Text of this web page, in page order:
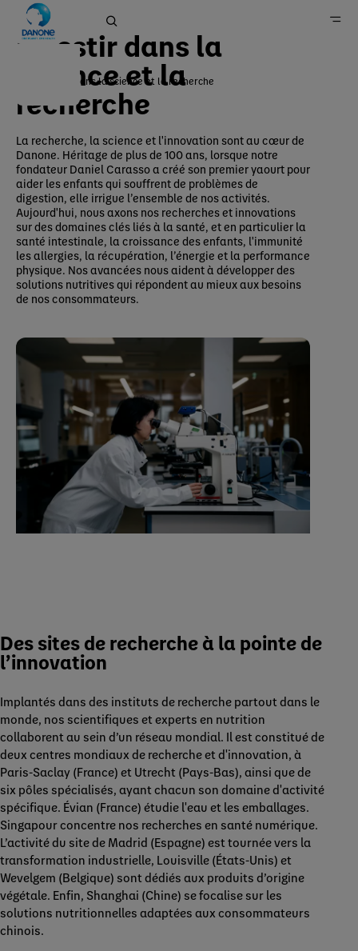
Accueil
Santé
Investir dans la science et la recherche
Santé
Investir dans la
science et la
recherche
La recherche, la science et l'innovation sont au cœur de
Danone. Héritage de plus de 100 ans, lorsque notre
fondateur Daniel Carasso a créé son premier yaourt pour
aider les enfants qui souffrent de problèmes de
digestion, elle irrigue l’ensemble de nos activités.
Aujourd'hui, nous axons nos recherches et innovations
sur des domaines clés liés à la santé, et en particulier la
santé intestinale, la croissance des enfants, l'immunité
les allergies, la récupération, l’énergie et la performance
physique. Nos avancées nous aident à développer des
solutions nutritives qui répondent au mieux aux besoins
de nos consommateurs.
Des sites de recherche à la pointe de
l’innovation
Implantés dans des instituts de recherche partout dans le
monde, nos scientifiques et experts en nutrition
collaborent au sein d’un réseau mondial. Il est constitué de
deux centres mondiaux de recherche et d'innovation, à
Paris-Saclay (France) et Utrecht (Pays-Bas), ainsi que de
six pôles spécialisés, ayant chacun son domaine d'activité
spécifique. Évian (France) étudie l'eau et les emballages.
Singapour concentre nos recherches en santé numérique.
L’activité du site de Madrid (Espagne) est tournée vers la
transformation industrielle, Louisville (États-Unis) et
Wevelgem (Belgique) sont dédiés aux produits d’origine
végétale. Enfin, Shanghai (Chine) se focalise sur les
solutions nutritionnelles adaptées aux consommateurs
chinois.